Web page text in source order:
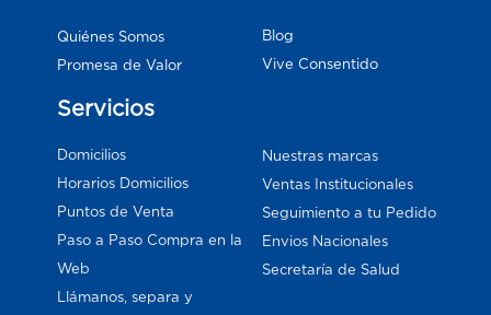
Quiénes Somos
Promesa de Valor
Blog
Vive Consentido
Servicios
Domicilios
Horarios Domicilios
Puntos de Venta
Paso a Paso Compra en la
Web
Llámanos, separa y
Nuestras marcas
Ventas Institucionales
Seguimiento a tu Pedido
Envios Nacionales
Secretaría de Salud